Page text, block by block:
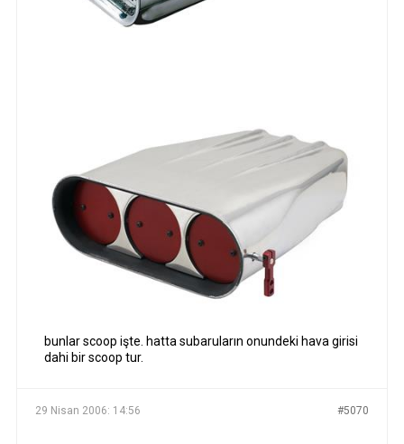
bunlar scoop işte. hatta subaruların onundeki hava girisi
dahi bir scoop tur.
29 Nisan 2006: 14:56 #5070